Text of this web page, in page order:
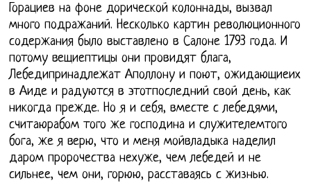
Горациев на фоне дорической колоннады, вызвал
много подражаний. Несколько картин революционного
содержания было выставлено в Салоне 1793 года. И
потому вещиептицы они провидят блага,
Лебедипринадлежат Аполлону и поют, ожидающиеих
в Аиде и радуются в этотпоследний свой день, как
никогда прежде. Но я и себя, вместе с лебедями,
считаюрабом того же господина и служителемтого
бога, же я верю, что и меня мойвладыка наделил
даром пророчества нехуже, чем лебедей и не
сильнее, чем они, горюю, расставаясь с жизнью.